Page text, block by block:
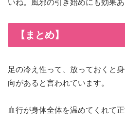
いね。風邪の引き始めにも効果あ
【まとめ】
足の冷え性って、放っておくと
向があると言われています。
血行が身体全体を温めてくれて